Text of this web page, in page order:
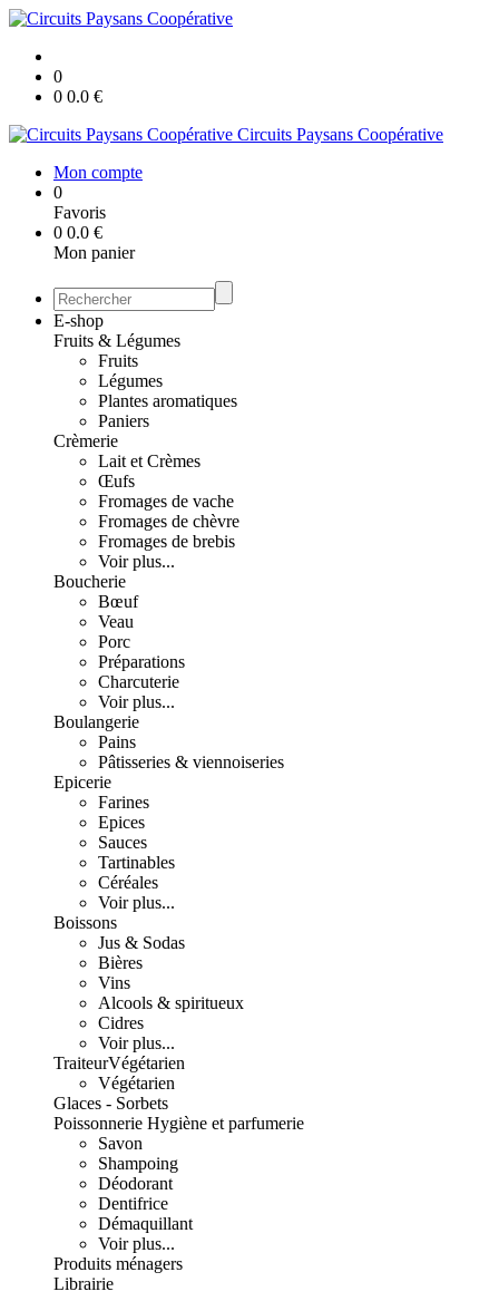
0
0 0.0 €
Circuits Paysans Coopérative
Mon compte
0
Favoris
0 0.0 €
Mon panier
E-shop
Fruits & Légumes
Fruits
Légumes
Plantes aromatiques
Paniers
Crèmerie
Lait et Crèmes
Œufs
Fromages de vache
Fromages de chèvre
Fromages de brebis
Voir plus...
Boucherie
Bœuf
Veau
Porc
Préparations
Charcuterie
Voir plus...
Boulangerie
Pains
Pâtisseries & viennoiseries
Epicerie
Farines
Epices
Sauces
Tartinables
Céréales
Voir plus...
Boissons
Jus & Sodas
Bières
Vins
Alcools & spiritueux
Cidres
Voir plus...
TraiteurVégétarien
Végétarien
Glaces - Sorbets
Poissonnerie Hygiène et parfumerie
Savon
Shampoing
Déodorant
Dentifrice
Démaquillant
Voir plus...
Produits ménagers
Librairie